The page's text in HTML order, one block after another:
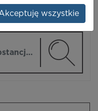
wszystkie